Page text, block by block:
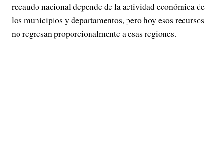
recaudo nacional depende de la actividad económica de
los municipios y departamentos, pero hoy esos recursos
no regresan proporcionalmente a esas regiones.